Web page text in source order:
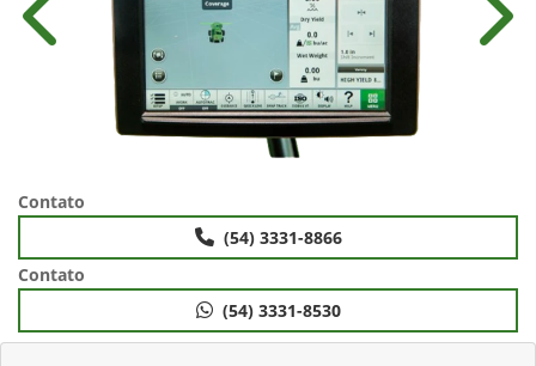
Anterior
Contato
(54) 3331-8866
Contato
(54) 3331-8530